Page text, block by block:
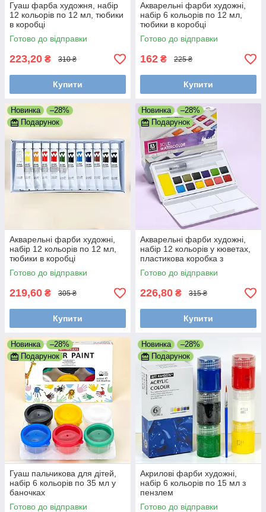
Гуаш фарба художня, набір
12 кольорів по 12 мл, тюбики
в коробці
Готово до відправки
223,20 ₴ 310 ₴
Купити
Акварельні фарби художні,
набір 6 кольорів по 12 мл,
тюбики в коробці
Готово до відправки
162 ₴ 225 ₴
Купити
Новинка
–28%
Подарунок
Акварельні фарби художні,
набір 12 кольорів по 12 мл,
тюбики в коробці
Готово до відправки
219,60 ₴ 305 ₴
Купити
Новинка
–28%
Подарунок
Акварельні фарби художні,
набір 12 кольорів у кюветах,
пластикова коробка з
пензлем
Готово до відправки
226,80 ₴ 315 ₴
Купити
Новинка
–28%
Подарунок
Гуаш пальчикова для дітей,
набір 6 кольорів по 35 мл у
баночках
Готово до відправки
Новинка
–28%
Подарунок
Акрилові фарби художні,
набір 6 кольорів по 15 мл з
пензлем
Готово до відправки